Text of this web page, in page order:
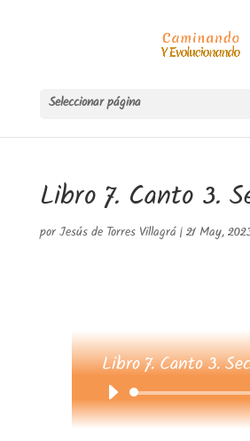
Seleccionar página
Libro 7. Canto 3.
por Jesús de Torres Villagrá | 21 May,
Libro 7. Canto 3.
de